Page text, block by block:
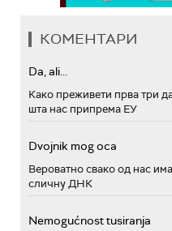
КОМЕНТАРИ
Da, ali...
Како преживети прва три
шта нас припрема ЕУ
Dvojnik mog oca
Вероватно свако од нас
сличну ДНК
Nemogućnost tusiranja